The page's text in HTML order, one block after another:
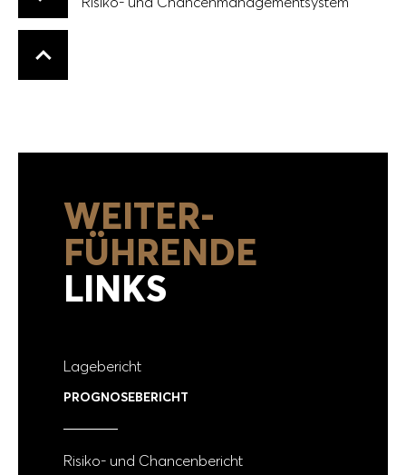
Risiko- und Chancenmanagementsystem
Zurück nach oben
WEITER­
FÜHRENDE
LINKS
Lagebericht
PROGNOSEBERICHT
Risiko- und Chancenbericht